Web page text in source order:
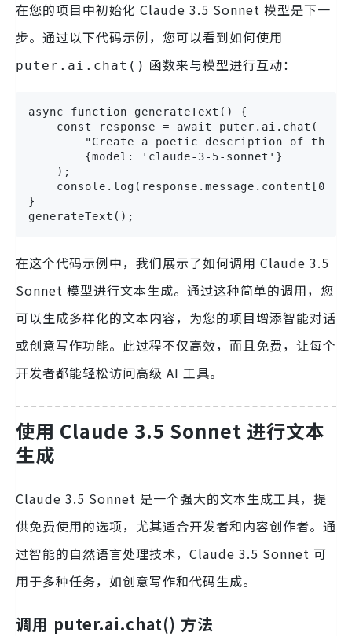
在您的项目中初始化 Claude 3.5 Sonnet 模型是下一
步。通过以下代码示例，您可以看到如何使用
puter.ai.chat() 函数来与模型进行互动：
async function generateText() {
    const response = await puter.ai.chat(
"Create a poetic description of the
        {model: 'claude-3-5-sonnet'}
    );
}
generateText();
在这个代码示例中，我们展示了如何调用 Claude 3.5
Sonnet 模型进行文本生成。通过这种简单的调用，您
可以生成多样化的文本内容，为您的项目增添智能对话
或创意写作功能。此过程不仅高效，而且免费，让每个
开发者都能轻松访问高级 AI 工具。
使用 Claude 3.5 Sonnet 进行文本
生成
Claude 3.5 Sonnet 是一个强大的文本生成工具，提
供免费使用的选项，尤其适合开发者和内容创作者。通
过智能的自然语言处理技术，Claude 3.5 Sonnet 可
用于多种任务，如创意写作和代码生成。
调用 puter.ai.chat() 方法